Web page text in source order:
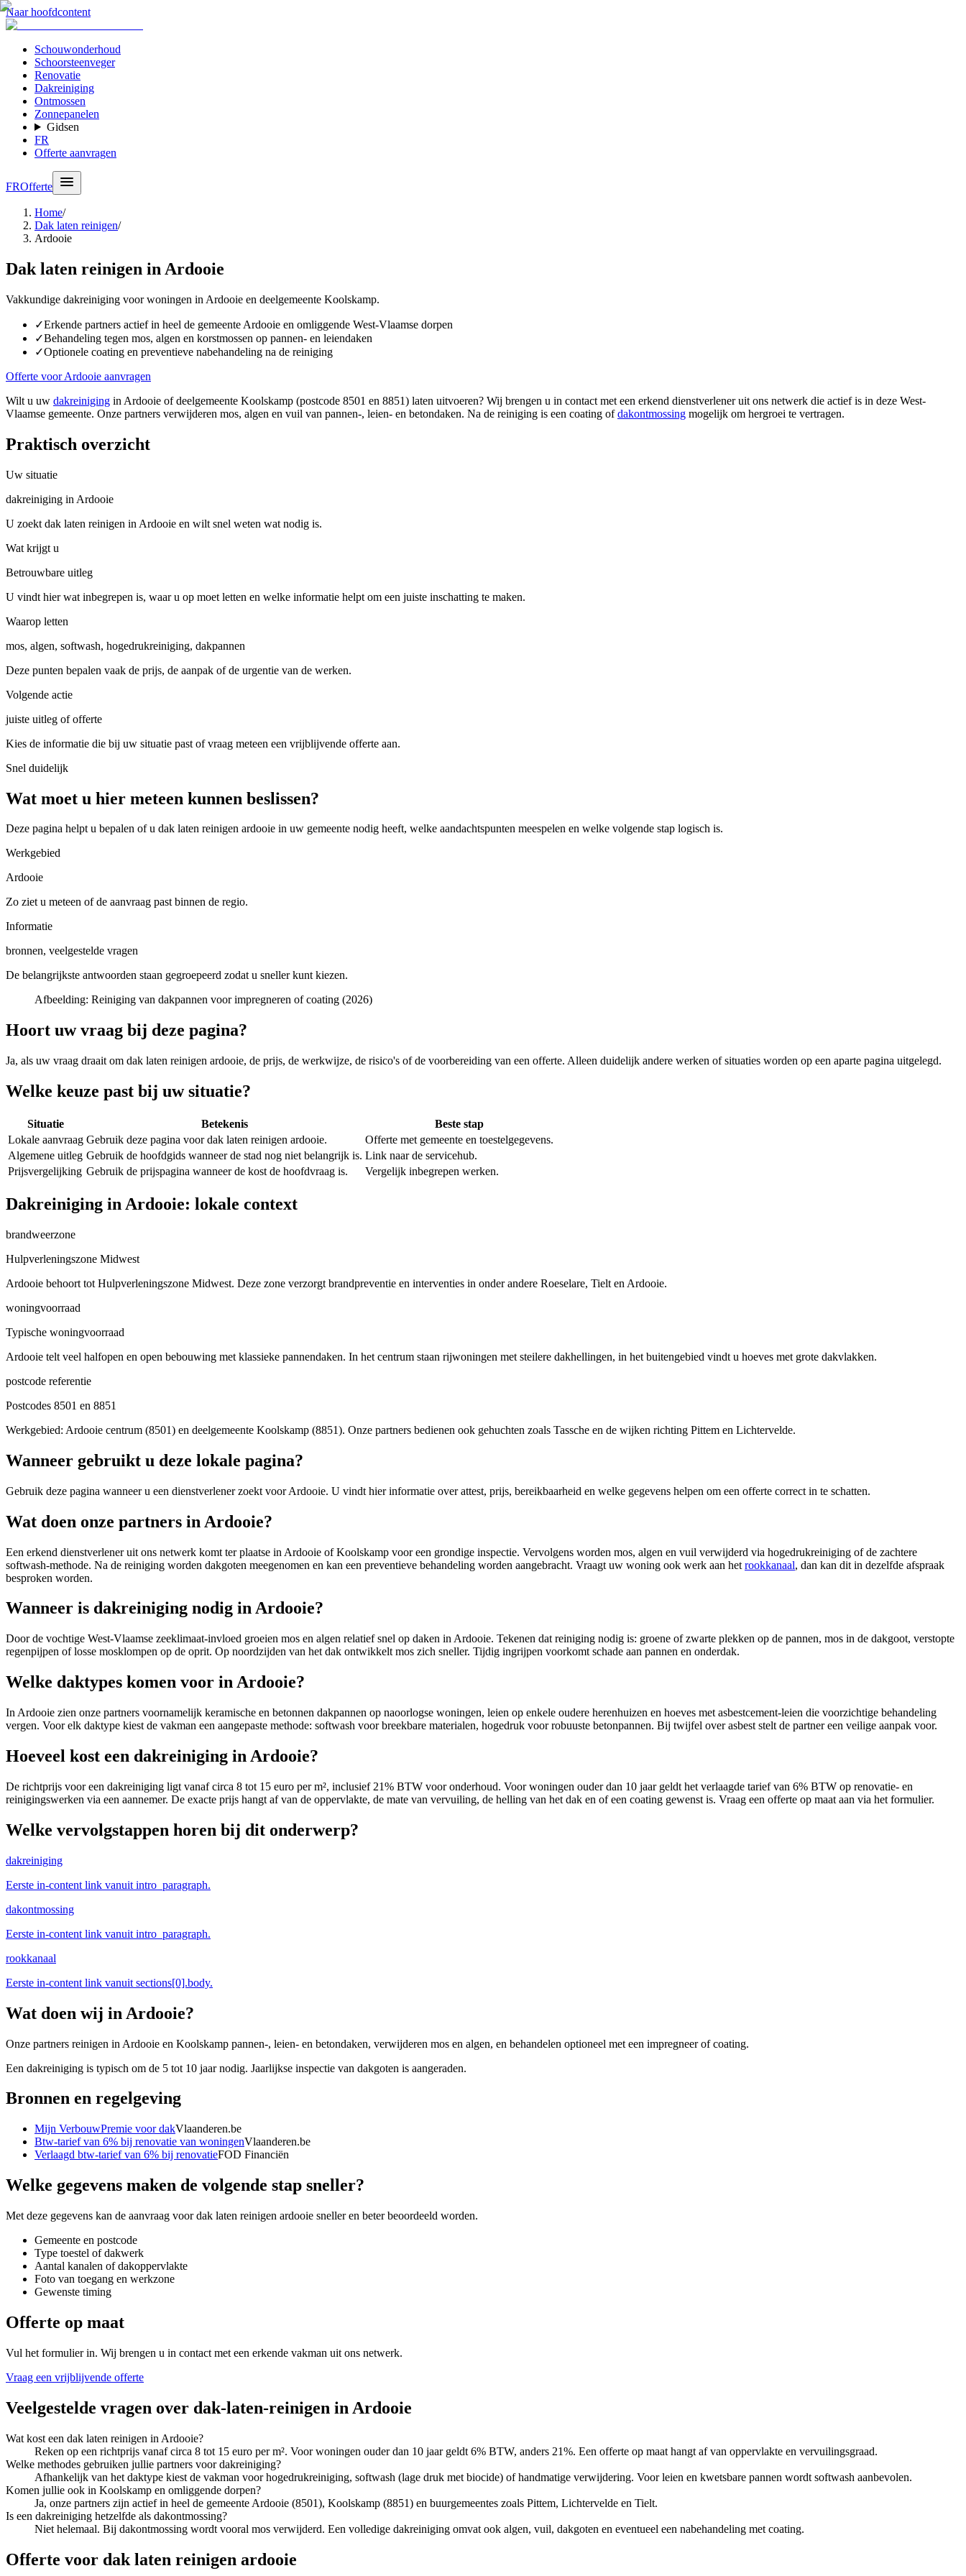
Naar hoofdcontent
Schouwonderhoud
Schoorsteenveger
Renovatie
Dakreiniging
Ontmossen
Zonnepanelen
Gidsen
FR
Offerte aanvragen
FROfferte
Home/
Dak laten reinigen/
Ardooie
Dak laten reinigen in Ardooie
Vakkundige dakreiniging voor woningen in Ardooie en deelgemeente Koolskamp.
✓Erkende partners actief in heel de gemeente Ardooie en omliggende West-Vlaamse dorpen
✓Behandeling tegen mos, algen en korstmossen op pannen- en leiendaken
✓Optionele coating en preventieve nabehandeling na de reiniging
Offerte voor Ardooie aanvragen
Wilt u uw dakreiniging in Ardooie of deelgemeente Koolskamp (postcode 8501 en 8851) laten uitvoeren? Wij brengen u in contact met een erkend dienstverlener uit ons netwerk die actief is in deze West-
Vlaamse gemeente. Onze partners verwijderen mos, algen en vuil van pannen-, leien- en betondaken. Na de reiniging is een coating ofdakontmossing mogelijk om hergroei te vertragen.
Praktisch overzicht
Uw situatie
dakreiniging in Ardooie
U zoekt dak laten reinigen in Ardooie en wilt snel weten wat nodig is.
Wat krijgt u
Betrouwbare uitleg
U vindt hier wat inbegrepen is, waar u op moet letten en welke informatie helpt om een juiste inschatting te maken.
Waarop letten
mos, algen, softwash, hogedrukreiniging, dakpannen
Deze punten bepalen vaak de prijs, de aanpak of de urgentie van de werken.
Volgende actie
juiste uitleg of offerte
Kies de informatie die bij uw situatie past of vraag meteen een vrijblijvende offerte aan.
Snel duidelijk
Wat moet u hier meteen kunnen beslissen?
Deze pagina helpt u bepalen of u dak laten reinigen ardooie in uw gemeente nodig heeft, welke aandachtspunten meespelen en welke volgende stap logisch is.
Werkgebied
Ardooie
Zo ziet u meteen of de aanvraag past binnen de regio.
Informatie
bronnen, veelgestelde vragen
De belangrijkste antwoorden staan gegroepeerd zodat u sneller kunt kiezen.
Afbeelding: Reiniging van dakpannen voor impregneren of coating (2026)
Hoort uw vraag bij deze pagina?
Ja, als uw vraag draait om dak laten reinigen ardooie, de prijs, de werkwijze, de risico's of de voorbereiding van een offerte. Alleen duidelijk andere werken of situaties worden op een aparte pagina uitgelegd.
Welke keuze past bij uw situatie?
Situatie Betekenis
Beste stap
Lokale aanvraag Gebruik deze pagina voor dak laten reinigen ardooie.
Offerte met gemeente en toestelgegevens.
Algemene uitleg Gebruik de hoofdgids wanneer de stad nog niet belangrijk is. Link naar de servicehub.
Prijsvergelijking Gebruik de prijspagina wanneer de kost de hoofdvraag is. Vergelijk inbegrepen werken.
Dakreiniging in Ardooie: lokale context
brandweerzone
Hulpverleningszone Midwest
Ardooie behoort tot Hulpverleningszone Midwest. Deze zone verzorgt brandpreventie en interventies in onder andere Roeselare, Tielt en Ardooie.
woningvoorraad
Typische woningvoorraad
Ardooie telt veel halfopen en open bebouwing met klassieke pannendaken. In het centrum staan rijwoningen met steilere dakhellingen, in het buitengebied vindt u hoeves met grote dakvlakken.
postcode referentie
Postcodes 8501 en 8851
Werkgebied: Ardooie centrum (8501) en deelgemeente Koolskamp (8851). Onze partners bedienen ook gehuchten zoals Tassche en de wijken richting Pittem en Lichtervelde.
Wanneer gebruikt u deze lokale pagina?
Gebruik deze pagina wanneer u een dienstverlener zoekt voorArdooie. U vindt hier informatie over attest, prijs, bereikbaarheid en welke gegevens helpen om een offerte correct in te schatten.
Wat doen onze partners in Ardooie?
Een erkend dienstverlener uit ons netwerk komt ter plaatse in Ardooie of Koolskamp voor een grondige inspectie. Vervolgens worden mos, algen en vuil verwijderd via hogedrukreiniging of de zachtere
softwash-methode. Na de reiniging worden dakgoten meegenomen en kan een preventieve behandeling worden aangebracht. Vraagt uw woning ook werk aan het rookkanaal, dan kan dit in dezelfde afspraak
besproken worden.
Wanneer is dakreiniging nodig in Ardooie?
Door de vochtige West-Vlaamse zeeklimaat-invloed groeien mos en algen relatief snel op daken in Ardooie. Tekenen dat reiniging nodig is: groene of zwarte plekken op de pannen, mos in de dakgoot, verstopte
regenpijpen of losse mosklompen op de oprit. Op noordzijden van het dak ontwikkelt mos zich sneller. Tijdig ingrijpen voorkomt schade aan pannen en onderdak.
Welke daktypes komen voor in Ardooie?
In Ardooie zien onze partners voornamelijk keramische en betonnen dakpannen op naoorlogse woningen, leien op enkele oudere herenhuizen en hoeves met asbestcement-leien die voorzichtige behandeling
vergen. Voor elk daktype kiest de vakman een aangepaste methode: softwash voor breekbare materialen, hogedruk voor robuuste betonpannen. Bij twijfel over asbest stelt de partner een veilige aanpak voor.
Hoeveel kost een dakreiniging in Ardooie?
De richtprijs voor een dakreiniging ligt vanaf circa 8 tot 15 euro per m², inclusief 21% BTW voor onderhoud. Voor woningen ouder dan 10 jaar geldt het verlaagde tarief van 6% BTW op renovatie- en
reinigingswerken via een aannemer. De exacte prijs hangt af van de oppervlakte, de mate van vervuiling, de helling van het dak en of een coating gewenst is. Vraag een offerte op maat aan via het formulier.
Welke vervolgstappen horen bij dit onderwerp?
dakreiniging
Eerste in-content link vanuit intro_paragraph.
dakontmossing
Eerste in-content link vanuit intro_paragraph.
rookkanaal
Eerste in-content link vanuit sections[0].body.
Wat doen wij in Ardooie?
Onze partners reinigen in Ardooie en Koolskamp pannen-, leien- en betondaken, verwijderen mos en algen, en behandelen optioneel met een impregneer of coating.
Een dakreiniging is typisch om de 5 tot 10 jaar nodig. Jaarlijkse inspectie van dakgoten is aangeraden.
Bronnen en regelgeving
Mijn VerbouwPremie voor dakVlaanderen.be
Btw-tarief van 6% bij renovatie van woningenVlaanderen.be
Verlaagd btw-tarief van 6% bij renovatieFOD Financiën
Welke gegevens maken de volgende stap sneller?
Met deze gegevens kan de aanvraag voordak laten reinigen ardooie sneller en beter beoordeeld worden.
Gemeente en postcode
Type toestel of dakwerk
Aantal kanalen of dakoppervlakte
Foto van toegang en werkzone
Gewenste timing
Offerte op maat
Vul het formulier in. Wij brengen u in contact met een erkende vakman uit ons netwerk.
Vraag een vrijblijvende offerte
Veelgestelde vragen over dak-laten-reinigen in Ardooie
Wat kost een dak laten reinigen in Ardooie?
Reken op een richtprijs vanaf circa 8 tot 15 euro per m². Voor woningen ouder dan 10 jaar geldt 6% BTW, anders 21%. Een offerte op maat hangt af van oppervlakte en vervuilingsgraad.
Welke methodes gebruiken jullie partners voor dakreiniging?
Afhankelijk van het daktype kiest de vakman voor hogedrukreiniging, softwash (lage druk met biocide) of handmatige verwijdering. Voor leien en kwetsbare pannen wordt softwash aanbevolen.
Komen jullie ook in Koolskamp en omliggende dorpen?
Ja, onze partners zijn actief in heel de gemeente Ardooie (8501), Koolskamp (8851) en buurgemeentes zoals Pittem, Lichtervelde en Tielt.
Is een dakreiniging hetzelfde als dakontmossing?
Niet helemaal. Bij dakontmossing wordt vooral mos verwijderd. Een volledige dakreiniging omvat ook algen, vuil, dakgoten en eventueel een nabehandeling met coating.
Offerte voor dak laten reinigen ardooie